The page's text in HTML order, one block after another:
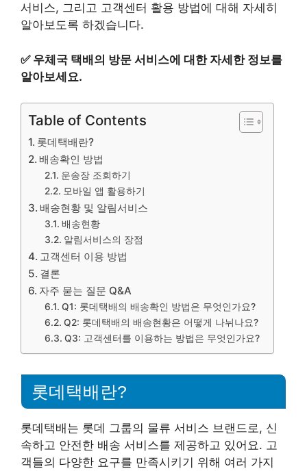
서비스, 그리고 고객센터 활용 방법에 대해 자세히
알아보도록 하겠습니다.
✅ 우체국 택배의 방문 서비스에 대한 자세한 정보를
알아보세요.
Table of Contents
롯데택배란?
배송확인 방법
운송장 조회하기
모바일 앱 활용하기
배송현황 및 알림서비스
배송현황
알림서비스의 장점
고객센터 이용 방법
결론
자주 묻는 질문 Q&A
Q1: 롯데택배의 배송확인 방법은 무엇인가요?
Q2: 롯데택배의 배송현황은 어떻게 나뉘나요?
Q3: 고객센터를 이용하는 방법은 무엇인가요?
롯데택배란?
롯데택배는 롯데 그룹의 물류 서비스 브랜드로, 신
속하고 안전한 배송 서비스를 제공하고 있어요. 고
객들의 다양한 요구를 만족시키기 위해 여러 가지